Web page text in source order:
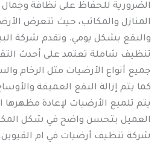
الضرورية للحفاظ على نظافة وجمال
المنازل والمكاتب، حيث تتعرض
والبقع بشكل يومي. وتقدم شركة
تنظيف شاملة تعتمد على أحدث
جميع أنواع الأرضيات مثل الرخام
كما يتم إزالة البقع العميقة
يتم تلميع الأرضيات لإعادة
العميل بتحسن واضح في شكل
شركة تنظيف أرضيات في ام القيوين.